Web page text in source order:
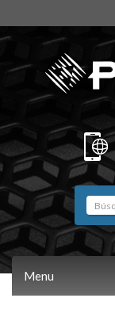
Menu